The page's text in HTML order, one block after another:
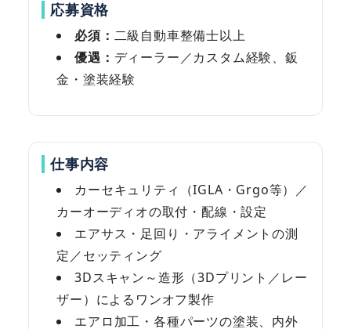
応募資格
必須： 二級自動車整備士以上
優遇： ディーラー／カスタム経験、鈑
金・塗装経験
仕事内容
カーセキュリティ（IGLA・Grgo等）／
カーオーディオの取付・配線・設定
エアサス・足回り・アライメントの測
定／セッティング
3Dスキャン～造形（3Dプリント／レー
ザー）によるワンオフ製作
エアロ加工・各種パーツの塗装、内外